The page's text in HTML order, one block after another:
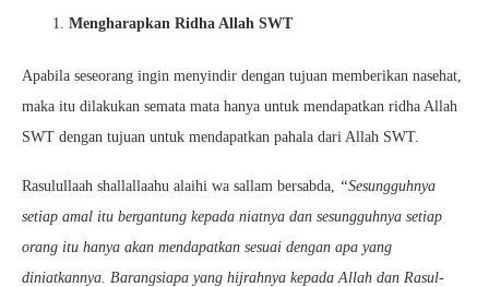
Mengharapkan Ridha Allah SWT
Apabila seseorang ingin menyindir dengan tujuan memberikan nasehat,
maka itu dilakukan semata mata hanya untuk mendapatkan ridha Allah
SWT dengan tujuan untuk mendapatkan pahala dari Allah SWT.
Rasulullaah shallallaahu alaihi wa sallam bersabda, “Sesungguhnya
setiap amal itu bergantung kepada niatnya dan sesungguhnya setiap
orang itu hanya akan mendapatkan sesuai dengan apa yang
diniatkannya. Barangsiapa yang hijrahnya kepada Allah dan Rasul-